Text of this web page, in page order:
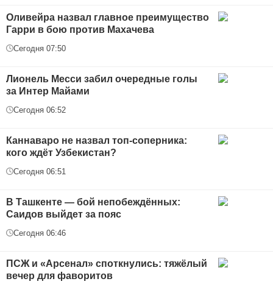
Оливейра назвал главное преимущество
Гарри в бою против Махачева
Сегодня 07:50
Лионель Месси забил очередные голы
за Интер Майами
Сегодня 06:52
Каннаваро не назвал топ-соперника:
кого ждёт Узбекистан?
Сегодня 06:51
В Ташкенте — бой непобеждённых:
Саидов выйдет за пояс
Сегодня 06:46
ПСЖ и «Арсенал» споткнулись: тяжёлый
вечер для фаворитов